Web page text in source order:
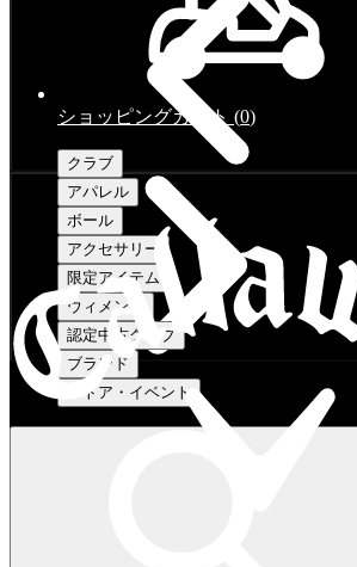
ショッピングカート (0)
クラブ
アパレル
ボール
アクセサリー
限定アイテム
ウィメンズ
認定中古クラブ
ブランド
ストア・イベント